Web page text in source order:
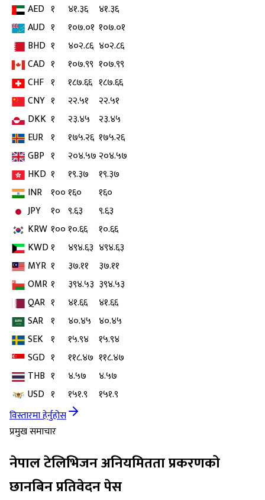
AED १ ४१.३६
४१.३६
AUD १ १०७.०१ १०७.०१
BHD १ ४०२.८६ ४०२.८६
CAD १ १०७.९९ १०७.९९
CHF १ १८७.६६ १८७.६६
CNY १ २२.५१
२२.५१
DKK १ २३.४५
२३.४५
EUR १ १७५.२६ १७५.२६
GBP १ २०४.५७ २०४.५७
HKD १ १९.३७
१९.३७
INR १००१६०
१६०
JPY
१० ९.६३
९.६३
KRW १००१०.६६
१०.६६
KWD१ ४९४.६३ ४९४.६३
MYR १ ३७.११
३७.११
OMR १ ३९४.५३ ३९४.५३
QAR १ ४१.६६
४१.६६
SAR १ ४०.४५ ४०.४५
SEK १ १५.९४
१५.९४
SGD १ ११८.४७ ११८.४७
THB १ ४.५७
४.५७
USD १ १५१.९
१५१.९
विस्तारमा हेर्नुहोस
प्रमुख समाचार
नेपाल टेलिभिजन अनियमितता प्रकरणको
छानबिन प्रतिवेदन पेस